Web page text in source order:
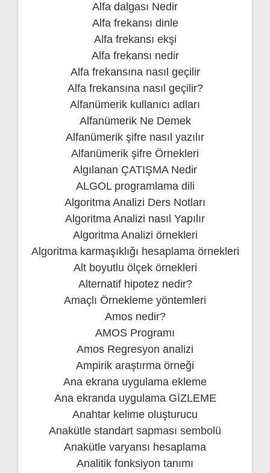
Alfa dalgası Nedir
Alfa frekansı dinle
Alfa frekansı ekşi
Alfa frekansı nedir
Alfa frekansına nasıl geçilir
Alfa frekansına nasıl geçilir?
Alfanümerik kullanıcı adları
Alfanümerik Ne Demek
Alfanümerik şifre nasıl yazılır
Alfanümerik şifre Örnekleri
Algılanan ÇATIŞMA Nedir
ALGOL programlama dili
Algoritma Analizi Ders Notları
Algoritma Analizi nasıl Yapılır
Algoritma Analizi örnekleri
Algoritma karmaşıklığı hesaplama örnekleri
Alt boyutlu ölçek örnekleri
Alternatif hipotez nedir?
Amaçlı Örnekleme yöntemleri
Amos nedir?
AMOS Programı
Amos Regresyon analizi
Ampirik araştırma örneği
Ana ekrana uygulama ekleme
Ana ekranda uygulama GİZLEME
Anahtar kelime oluşturucu
Anakütle standart sapması sembolü
Anakütle varyansı hesaplama
Analitik fonksiyon tanımı